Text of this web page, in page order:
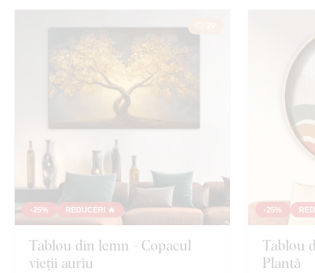
-25% REDUCERI 🔥
Tablou din lemn - Copacul
vieții auriu
-25%
Tablou
Plantă